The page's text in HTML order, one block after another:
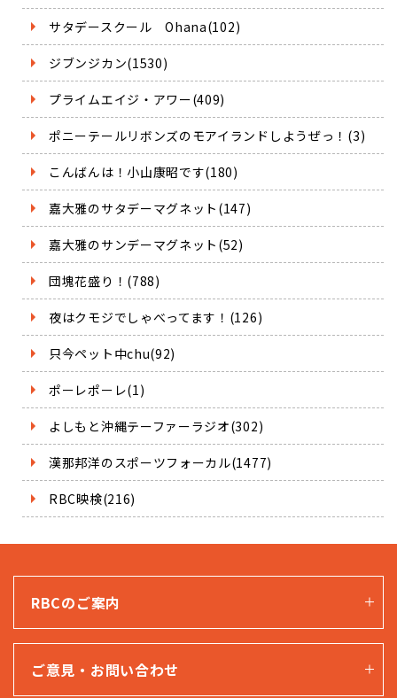
サタデースクール Ohana(102)
ジブンジカン(1530)
プライムエイジ・アワー(409)
ポニーテールリボンズのモアイランドしようぜっ！(3)
こんばんは！小山康昭です(180)
嘉大雅のサタデーマグネット(147)
嘉大雅のサンデーマグネット(52)
団塊花盛り！(788)
夜はクモジでしゃべってます！(126)
只今ペット中chu(92)
ポーレポーレ(1)
よしもと沖縄テーファーラジオ(302)
漢那邦洋のスポーツフォーカル(1477)
RBC映検(216)
RBCのご案内
ご意見・お問い合わせ